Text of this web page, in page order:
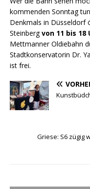
kommenden Sonntag
Denkmals in Düsseldorf
Steinbergvon 11 bis 18
Mettmanner Oldiebahn
Stadtkonservatorin Dr.
ist frei.
Griese: S6 zügig